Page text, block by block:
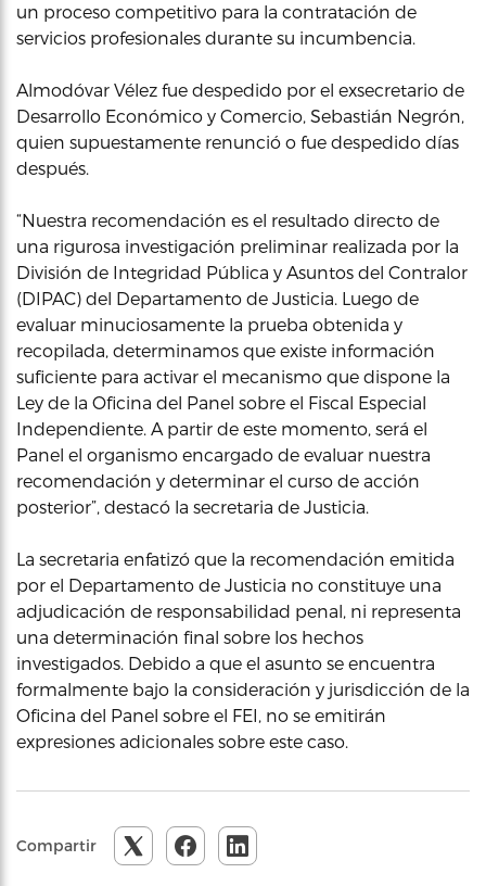
un proceso competitivo para la contratación de
servicios profesionales durante su incumbencia.
Almodóvar Vélez fue despedido por el exsecretario de
Desarrollo Económico y Comercio, Sebastián Negrón,
quien supuestamente renunció o fue despedido días
después.
“Nuestra recomendación es el resultado directo de
una rigurosa investigación preliminar realizada por la
División de Integridad Pública y Asuntos del Contralor
(DIPAC) del Departamento de Justicia. Luego de
evaluar minuciosamente la prueba obtenida y
recopilada, determinamos que existe información
suficiente para activar el mecanismo que dispone la
Ley de la Oficina del Panel sobre el Fiscal Especial
Independiente. A partir de este momento, será el
Panel el organismo encargado de evaluar nuestra
recomendación y determinar el curso de acción
posterior”, destacó la secretaria de Justicia.
La secretaria enfatizó que la recomendación emitida
por el Departamento de Justicia no constituye una
adjudicación de responsabilidad penal, ni representa
una determinación final sobre los hechos
investigados. Debido a que el asunto se encuentra
formalmente bajo la consideración y jurisdicción de la
Oficina del Panel sobre el FEI, no se emitirán
expresiones adicionales sobre este caso.
Compartir